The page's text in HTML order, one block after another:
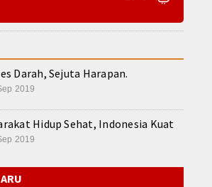
Darah, Sejuta Harapan.
2019
Hidup Sehat, Indonesia Kuat
2019